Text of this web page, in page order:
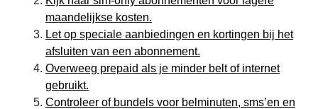
maandelijkse kosten.
Let op speciale aanbiedingen en kortingen bij het
afsluiten van een abonnement.
Overweeg prepaid als je minder belt of internet
gebruikt.
Controleer of bundels voor belminuten, sms’en en